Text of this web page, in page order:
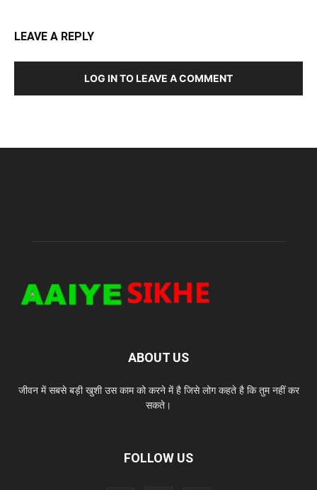
LEAVE A REPLY
LOG IN TO LEAVE A COMMENT
ABOUT US
जीवन में सबसे बड़ी खुशी उस काम को करने में है जिसे लोग कहते है कि तुम नहीं कर
सकते।
FOLLOW US